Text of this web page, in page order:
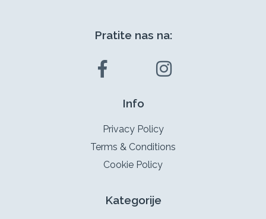
Pratite nas na:
Info
Privacy Policy
Terms & Conditions
Cookie Policy
Kategorije